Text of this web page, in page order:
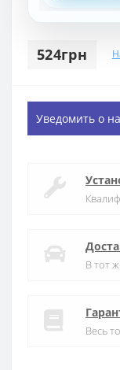
524грн
Уведомить о
В тот
Весь